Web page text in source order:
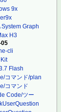
9x
System Graph
H3
cli
Flash
コマンド/plan
コマンド
Code/ツー